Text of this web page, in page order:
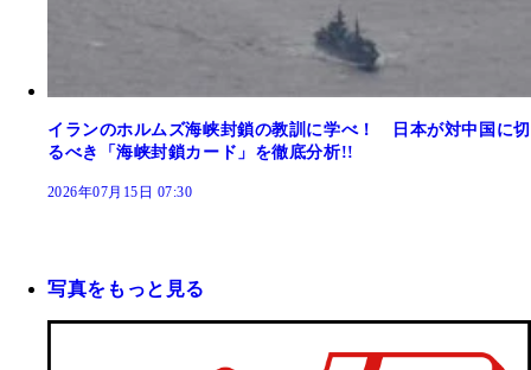
イランのホルムズ海峡封鎖の教訓に学べ！ 日本が対中国に切
るべき「海峡封鎖カード」を徹底分析!!
2026年07月15日 07:30
写真をもっと見る